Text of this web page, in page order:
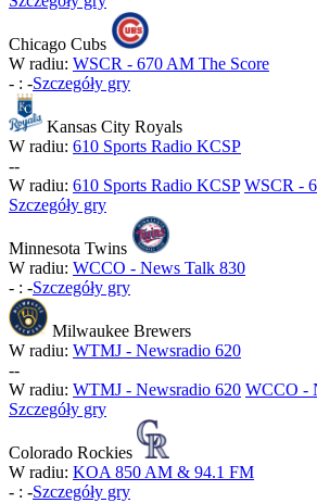
Chicago Cubs
W radiu: WSCR - 670 AM The Score
- : -Szczegóły gry
Kansas City Royals
W radiu: 610 Sports Radio KCSP
--
W radiu: 610 Sports Radio KCSP WSCR -
Szczegóły gry
Minnesota Twins
W radiu: WCCO - News Talk 830
- : -Szczegóły gry
Milwaukee Brewers
W radiu: WTMJ - Newsradio 620
--
W radiu: WTMJ - Newsradio 620 WCCO -
Szczegóły gry
Colorado Rockies
W radiu: KOA 850 AM & 94.1 FM
- : -Szczegóły gry